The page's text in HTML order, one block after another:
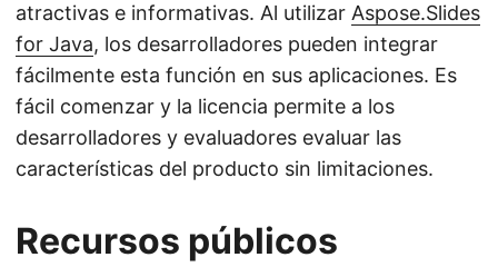
atractivas e informativas. Al utilizar Aspose.Slides
for Java, los desarrolladores pueden integrar
fácilmente esta función en sus aplicaciones. Es
fácil comenzar y la licencia permite a los
desarrolladores y evaluadores evaluar las
características del producto sin limitaciones.
Recursos públicos